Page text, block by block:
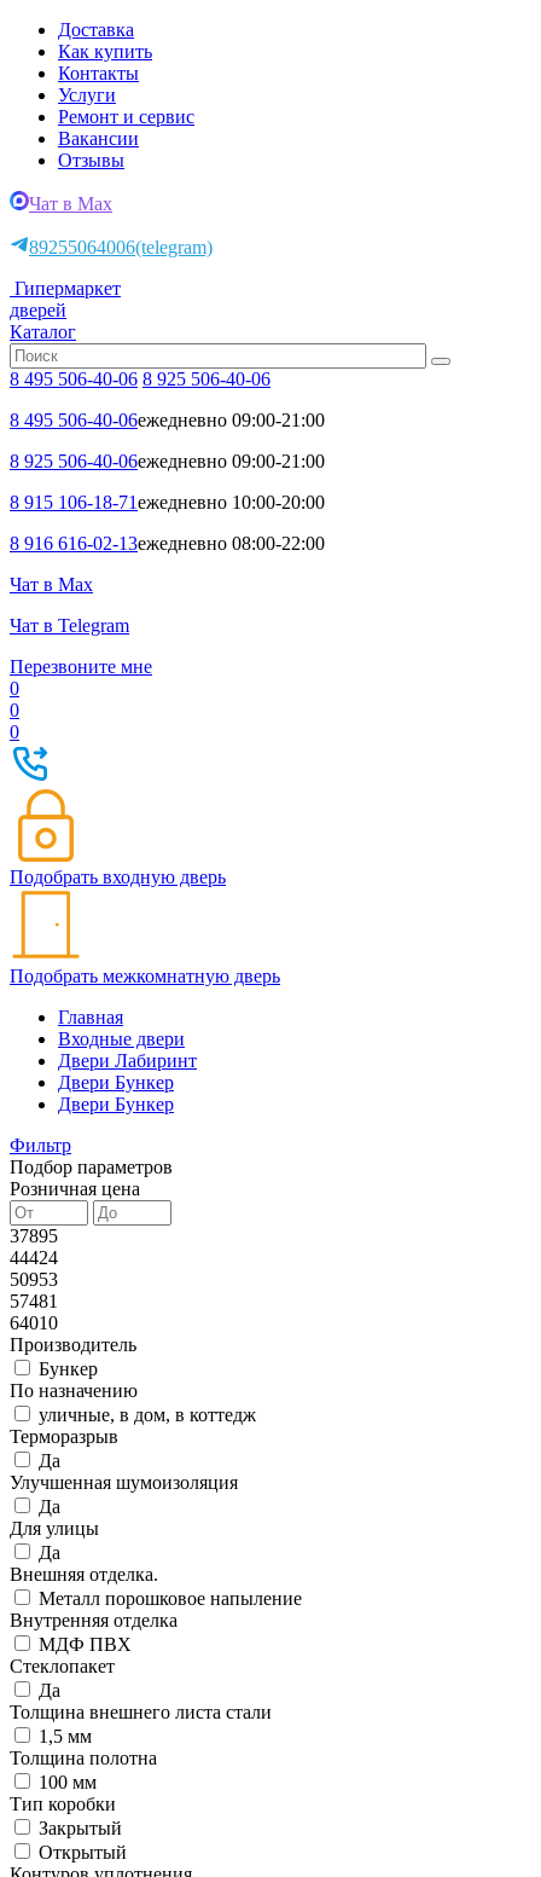
Доставка
Как купить
Контакты
Услуги
Ремонт и сервис
Вакансии
Отзывы
Чат в Max
89255064006(telegram)
Гипермаркет
дверей
Каталог
8 495 506-40-06 8 925 506-40-06
8 495 506-40-06ежедневно 09:00-21:00
8 925 506-40-06ежедневно 09:00-21:00
8 915 106-18-71ежедневно 10:00-20:00
8 916 616-02-13ежедневно 08:00-22:00
Чат в Max
Чат в Telegram
Перезвоните мне
0
0
0
Подобрать входную дверь
Подобрать межкомнатную дверь
Главная
Входные двери
Двери Лабиринт
Двери Бункер
Двери Бункер
Фильтр
Подбор параметров
Розничная цена
37895
44424
50953
57481
64010
Производитель
Бункер
По назначению
уличные, в дом, в коттедж
Терморазрыв
Да
Улучшенная шумоизоляция
Да
Для улицы
Да
Внешняя отделка.
Металл порошковое напыление
Внутренняя отделка
МДФ ПВХ
Стеклопакет
Да
Толщина внешнего листа стали
1,5 мм
Толщина полотна
100 мм
Тип коробки
Закрытый
Открытый